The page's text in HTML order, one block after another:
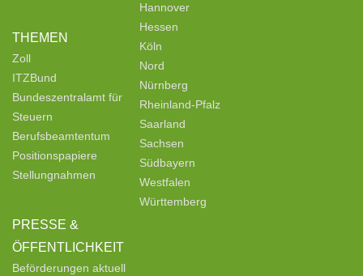
THEMEN
Zoll
ITZBund
Bundeszentralamt für
Steuern
Berufsbeamtentum
Positionspapiere
Stellungnahmen
PRESSE &
ÖFFENTLICHKEIT
Beförderungen aktuell
Hannover
Hessen
Köln
Nord
Nürnberg
Rheinland-Pfalz
Saarland
Sachsen
Südbayern
Westfalen
Württemberg